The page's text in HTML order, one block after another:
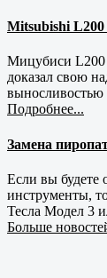
Mitsubishi L200
Мицубиси L200
доказал свою
выносливостью
Подробнее...
Замена
Если вы будете
инструменты,
Тесла Модел 3
Больше